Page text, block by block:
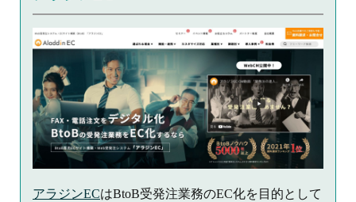
アラジンECはBtoB受発注業務のEC化を目的として